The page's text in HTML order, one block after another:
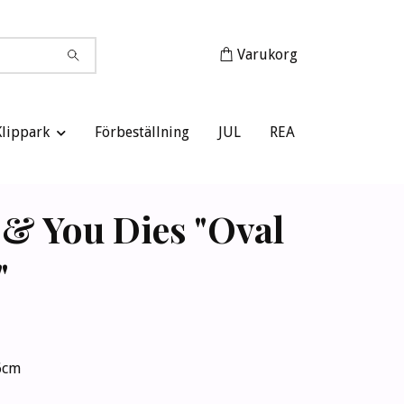
Varukorg
Förbeställning JUL
REA
You Dies "Oval